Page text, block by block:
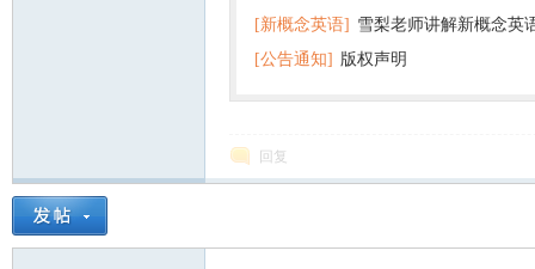
教
百度云网盘下载
[新概念英语] 雪梨老师讲解新概念英
[公告通知] 版权声明
回复